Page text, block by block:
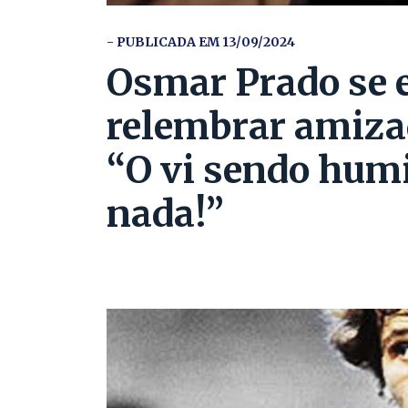
- PUBLICADA EM 13/09/2024
Osmar Prado se
relembrar
“O vi sendo
nada!”